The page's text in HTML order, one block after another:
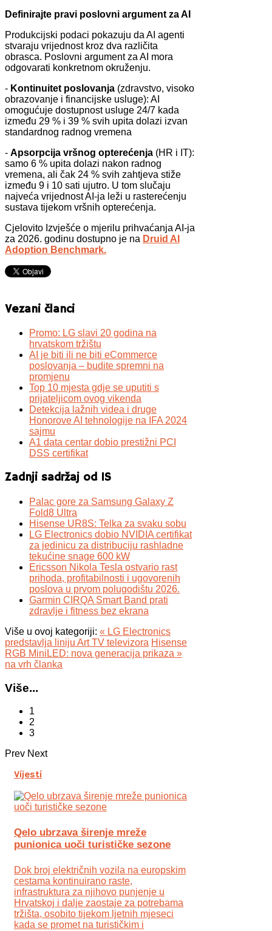
Definirajte pravi poslovni argument za AI
Produkcijski podaci pokazuju da AI agenti
stvaraju vrijednost kroz dva različita
obrasca. Poslovni argument za AI mora
odgovarati konkretnom okruženju.
- Kontinuitet poslovanja (zdravstvo, visoko
obrazovanje i financijske usluge): AI
omogućuje dostupnost usluge 24/7 kada
između 29 % i 39 % svih upita dolazi izvan
standardnog radnog vremena
- Apsorpcija vršnog opterećenja (HR i IT):
samo 6 % upita dolazi nakon radnog
vremena, ali čak 24 % svih zahtjeva stiže
između 9 i 10 sati ujutro. U tom slučaju
najveća vrijednost AI-ja leži u rasterećenju
sustava tijekom vršnih opterećenja.
Cjelovito Izvješće o mjerilu prihvaćanja AI-ja
za 2026. godinu dostupno je na Druid AI
Adoption Benchmark.
Vezani članci
Promo: LG slavi 20 godina na
hrvatskom tržištu
AI je biti ili ne biti eCommerce
poslovanja – budite spremni na
promjenu
Top 10 mjesta gdje se uputiti s
prijateljicom ovog vikenda
Detekcija lažnih videa i druge
Honorove AI tehnologije na IFA 2024
sajmu
A1 data centar dobio prestižni PCI
DSS certifikat
Zadnji sadržaj od IS
Palac gore za Samsung Galaxy Z
Fold8 Ultra
Hisense UR8S: Telka za svaku sobu
LG Electronics dobio NVIDIA certifikat
za jedinicu za distribuciju rashladne
tekućine snage 600 kW
Ericsson Nikola Tesla ostvario rast
prihoda, profitabilnosti i ugovorenih
poslova u prvom polugodištu 2026.
Garmin CIRQA Smart Band prati
zdravlje i fitness bez ekrana
Više u ovoj kategoriji: « LG Electronics
predstavlja liniju Art TV televizora Hisense
RGB MiniLED: nova generacija prikaza »
na vrh članka
Više...
1
2
3
Prev Next
Vijesti
Qelo ubrzava širenje mreže
punionica uoči turističke sezone
Dok broj električnih vozila na europskim
cestama kontinuirano raste,
infrastruktura za njihovo punjenje u
Hrvatskoj i dalje zaostaje za potrebama
tržišta, osobito tijekom ljetnih mjeseci
kada se promet na turističkim i